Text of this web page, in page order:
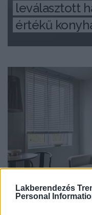
Lakberendezés
Personal
leválasztott
értékű